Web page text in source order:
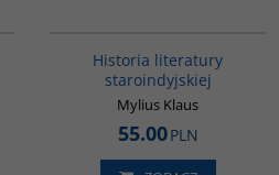
Historia literatury
staroindyjskiej
Mylius Klaus
55.00PLN